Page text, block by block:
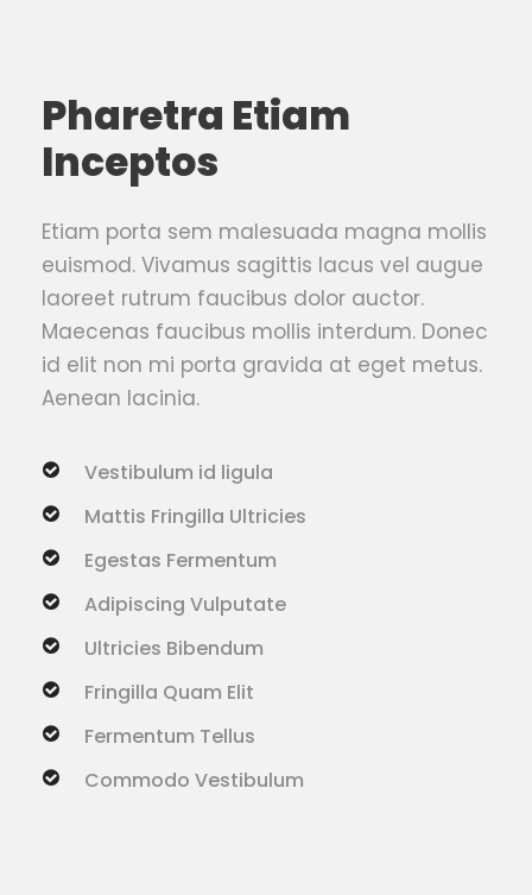
Pharetra Etiam
Inceptos
Etiam porta sem malesuada magna mollis
euismod. Vivamus sagittis lacus vel augue
laoreet rutrum faucibus dolor auctor.
Maecenas faucibus mollis interdum. Donec
id elit non mi porta gravida at eget metus.
Aenean lacinia.
Vestibulum id ligula
Mattis Fringilla Ultricies
Egestas Fermentum
Adipiscing Vulputate
Ultricies Bibendum
Fringilla Quam Elit
Fermentum Tellus
Commodo Vestibulum